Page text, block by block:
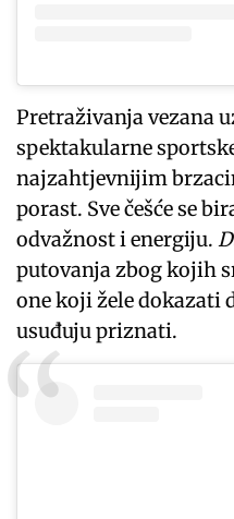
Pretraživanja vezana
spektakularne
najzahtjevnijim
porast. Sve češće se
odvažnost i energiju.
putovanja zbog kojih
one koji žele dokazati
usuđuju priznati.